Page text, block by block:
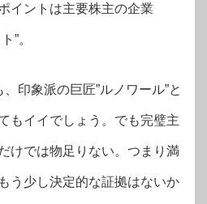
イントは主要株主の企業
”。
印象派の巨匠”ルノワール”と
もイイでしょう。でも完璧主
けでは物足りない。つまり満
う少し決定的な証拠はないか